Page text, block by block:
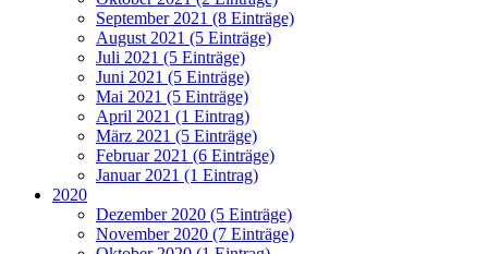
September 2021 (8 Einträge)
August 2021 (5 Einträge)
Juli 2021 (5 Einträge)
Juni 2021 (5 Einträge)
Mai 2021 (5 Einträge)
April 2021 (1 Eintrag)
März 2021 (5 Einträge)
Februar 2021 (6 Einträge)
Januar 2021 (1 Eintrag)
2020
Dezember 2020 (5 Einträge)
November 2020 (7 Einträge)